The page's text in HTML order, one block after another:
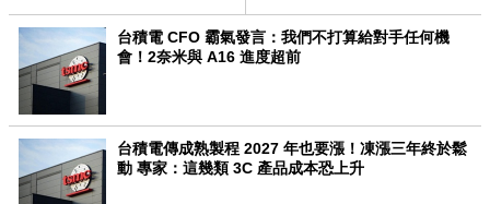
台積電 CFO 霸氣發言：我們不打算給對手任何機
會！2奈米與 A16 進度超前
台積電傳成熟製程 2027 年也要漲！凍漲三年終於鬆
動 專家：這幾類 3C 產品成本恐上升